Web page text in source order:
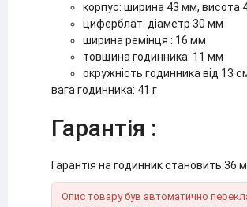
корпус: ширина 43 мм, висота
циферблат: діаметр 30 мм
ширина ремінця : 16 мм
товщина годинника: 11 мм
окружність годинника від 13
вага годинника: 41 г
Гарантія :
Гарантія на годинник становить 36
Опис товару був автоматично